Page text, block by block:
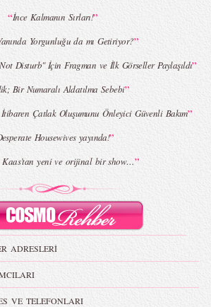
“İnce Kalmanın Sırları!”
Yorgunluğu da mı Getiriyor?”
Disturb" İçin Fragman ve İlk Görseller Paylaşıldı”
Bir Numaralı Aldatılma Sebebi”
Çatlak Oluşumunu Önleyici Güvenli Bakım”
Housewives yayında!”
yeni ve orijinal bir show…”
ADRESLERİ
VE TELEFONLARI